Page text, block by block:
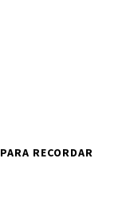
PARA RECORDAR